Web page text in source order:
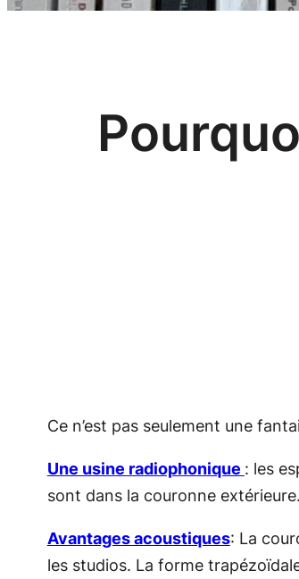
Ce n’est pas seulement une
Une usine radiophonique : les
sont dans la couronne
Avantages acoustiques: La
les studios. La forme